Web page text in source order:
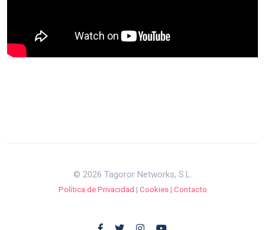
© 2026 Tagoror Networks, S.L.
Política de Privacidad | Cookies| Contacto